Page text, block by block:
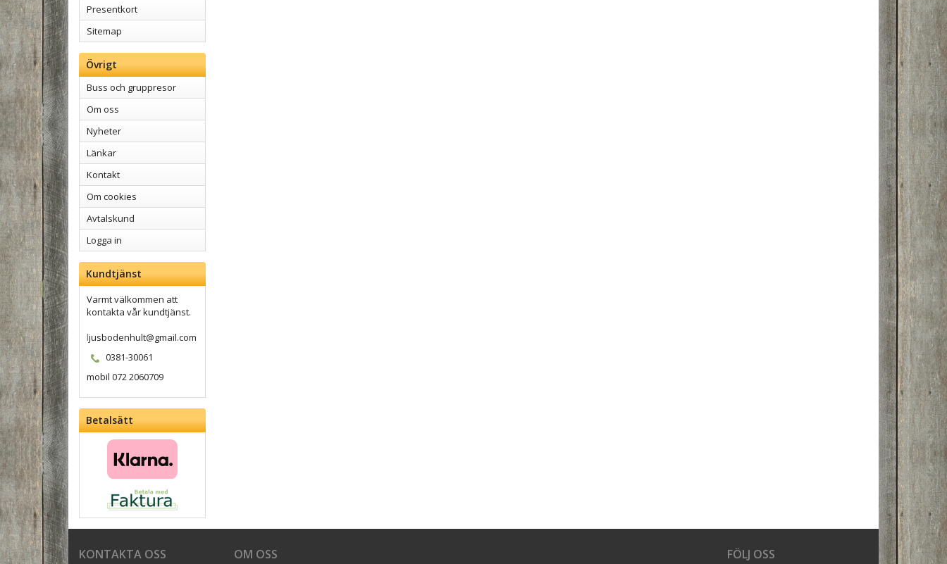
Presentkort
Sitemap
Övrigt
Buss och gruppresor
Om oss
Nyheter
Länkar
Kontakt
Om cookies
Avtalskund
Logga in
Kundtjänst
Varmt välkommen att
kontakta vår kundtjänst.
ljusbodenhult@gmail.com
0381-30061
mobil 072 2060709
Betalsätt
KONTAKTA OSS FÖLJ OSS
OM OSS